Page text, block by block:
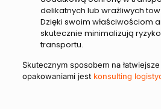
delikatnych lub wrażliwych
Dzięki swoim właściwościom
skutecznie minimalizują
transportu.
Skutecznym sposobem na
opakowaniami jest konsulting